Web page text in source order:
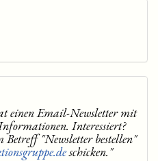
einen Email-Newsletter mit
Interessiert?
"Newsletter bestellen"
schicken."